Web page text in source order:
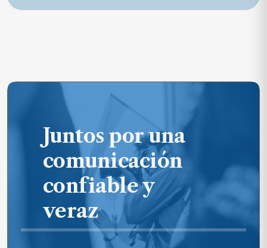
Juntos por una
comunicación
confiable y
veraz